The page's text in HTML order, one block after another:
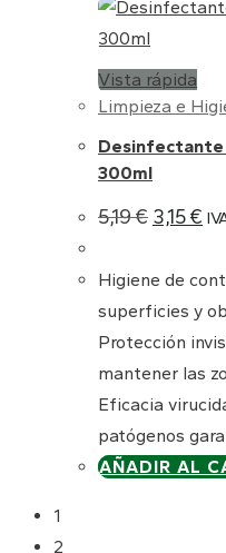
Vista rápida
Limpieza e
Desinfectante
300ml
5,19€ El
precio
era:
5,19 €.
3,15€ El
es:
Higiene de
superficies y
Protección
mantener las
Eficacia
patógenos
AÑADIR AL
1
2